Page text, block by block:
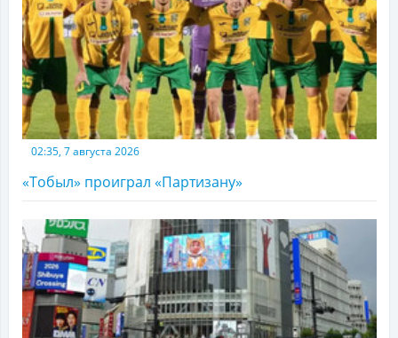
02:35, 7 августа 2026
«Тобыл» проиграл «Партизану»